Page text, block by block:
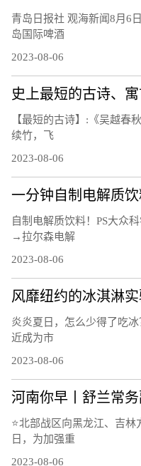
青岛日报社 观海新闻8月6
岛国际啤酒
2023-08-06
史上最短的古诗、
【最短的古诗】:《吴越春
续竹，飞
2023-08-06
一分钟自制电解质
自制电解质饮料！PS大众
→拉尔森电解
2023-08-06
炎炎夏日，怎么少得了吃
近成为市
2023-08-06
⭐北部战区向黑龙江、吉
日，为加强重
2023-08-06